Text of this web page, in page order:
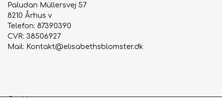
Paludan Müllersvej 57
8210 Århus v
Telefon: 87390390
CVR: 38506927
Mail: Kontakt@elisabethsblomster.dk
Cookies